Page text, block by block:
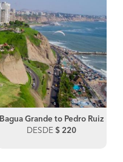
Bagua Grande to Pedro Ruiz
DESDE $ 220